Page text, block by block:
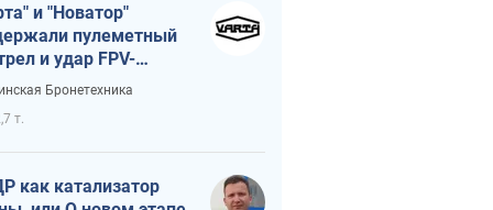
и "Новатор"
пулеметный
и удар FPV-
сохранив жизнь
Бронетехника
т.
как катализатор